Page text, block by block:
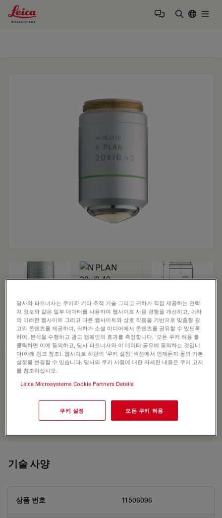
Leica Microsystems Logo
Microscope Objective N PLAN 20x/0,40
견적 요청하기
ourObjective Finder, compare
alternatives, and find the best fit for
your needs.
기술 사양
상품 번호 11506096
당사와 파트너사는 쿠키와 기타 추적 기술 그리고 귀하가 직접 제공하는 연락
처 정보와 같은 일부 데이터를 사용하여 웹사이트 사용 경험을 개선하고, 귀하
의 이러한 웹사이트 그리고 다른 웹사이트와 상호 작용을 기반으로 맞춤형 광
고와 콘텐츠를 제공하며, 귀하가 소셜 미디어에서 콘텐츠를 공유할 수 있도록
하여, 분석을 수행하고 광고 캠페인의 효과를 측정합니다. '모든 쿠키 허용'를
클릭하면 이에 동의하고, 당사 파트너사와 이 데이터 공유에 동의하는 것입니
다(아래 링크 참조). 웹사이트 하단의 '쿠키 설정' 섹션에서 언제든지 동의 기본
설정을 변경할 수 있습니다. 당사의 쿠키 사용에 대한 자세한 내용은 쿠키 고지
를 참조하십시오.
Leica Microsystems Cookie Partners Details
쿠키 설정 모든 쿠키 허용